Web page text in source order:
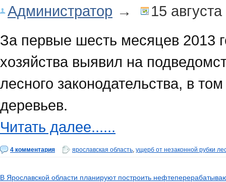
Администратор →
15
За первые шесть месяцев 2013
хозяйства выявил на
лесного законодательства, в
деревьев.
Читать далее......
4 комментария ярославская область, ущерб от незаконной рубки
В Ярославской области планируют построить